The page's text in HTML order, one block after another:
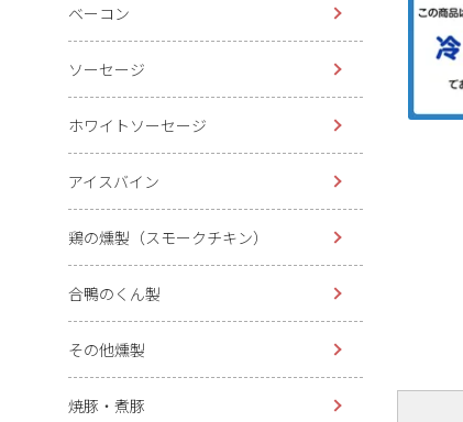
ベーコン
ソーセージ
ホワイトソーセージ
アイスバイン
鶏の燻製（スモークチキン）
合鴨のくん製
その他燻製
焼豚・煮豚